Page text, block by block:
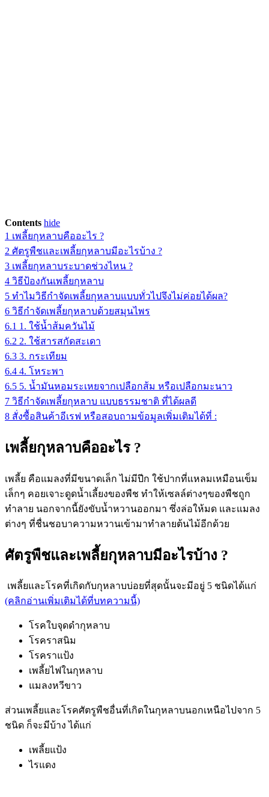
Contents hide
1 เพลี้ยกุหลาบคืออะไร ?
2 ศัตรูพืชและเพลี้ยกุหลาบมีอะไรบ้าง ?
3 เพลี้ยกุหลาบระบาดช่วงไหน ?
4 วิธีป้องกันเพลี้ยกุหลาบ
5 ทำไมวิธีกำจัดเพลี้ยกุหลาบแบบทั่วไปจึงไม่ค่อยได้ผล?
6 วิธีกำจัดเพลี้ยกุหลาบด้วยสมุนไพร
6.1 1. ใช้น้ำส้มควันไม้
6.2 2. ใช้สารสกัดสะเดา
6.3 3. กระเทียม
6.4 4. โหระพา
6.5 5. น้ำมันหอมระเหยจากเปลือกส้ม หรือเปลือกมะนาว
7 วิธีกำจัดเพลี้ยกุหลาบ แบบธรรมชาติ ที่ได้ผลดี
8 สั่งซื้อสินค้าอีเรฟ หรือสอบถามข้อมูลเพิ่มเติมได้ที่ :
เพลี้ยกุหลาบคืออะไร ?
เพลี้ย คือแมลงที่มีขนาดเล็ก ไม่มีปีก ใช้ปากที่แหลมเหมือนเข็ม
เล็กๆ คอยเจาะดูดน้ำเลี้ยงของพืช ทำให้เซลล์ต่างๆของพืชถูก
ทำลาย นอกจากนี้ยังขับน้ำหวานออกมา ซึ่งล่อให้มด และแมลง
ต่างๆ ที่ชื่นชอบาความหวานเข้ามาทำลายต้นไม้อีกด้วย
ศัตรูพืชและเพลี้ยกุหลาบมีอะไรบ้าง ?
เพลี้ยและโรคที่เกิดกับกุหลาบบ่อยที่สุดนั้นจะมีอยู่ 5 ชนิดได้แก่
(คลิกอ่านเพิ่มเติมได้ที่บทความนี้)
โรคใบจุดดำกุหลาบ
โรคราสนิม
โรคราแป้ง
เพลี้ยไฟในกุหลาบ
แมลงหวีขาว
ส่วนเพลี้ยและโรคศัตรูพืชอื่นที่เกิดในกุหลาบนอกเหนือไปจาก 5
ชนิด ก็จะมีบ้าง ได้แก่
เพลี้ยแป้ง
ไรแดง